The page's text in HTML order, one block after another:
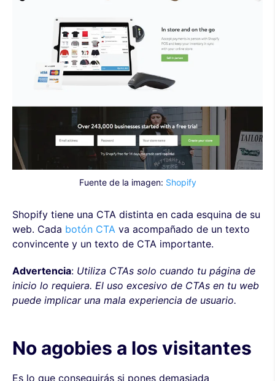
Fuente de la imagen: Shopify
Shopify tiene una CTA distinta en cada esquina de su
web. Cada botón CTA va acompañado de un texto
convincente y un texto de CTA importante.
Advertencia: Utiliza CTAs solo cuando tu página de
inicio lo requiera. El uso excesivo de CTAs en tu web
puede implicar una mala experiencia de usuario.
No agobies a los visitantes
Es lo que conseguirás si pones demasiada